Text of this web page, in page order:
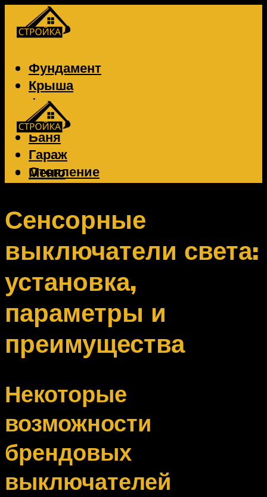
Фундамент
Крыша
Фасад
Забор
Баня
Гараж
Отопление
Вентиляция
Меню
Меню
Сенсорные
выключатели света:
установка,
параметры и
преимущества
Некоторые
возможности
брендовых
выключателей